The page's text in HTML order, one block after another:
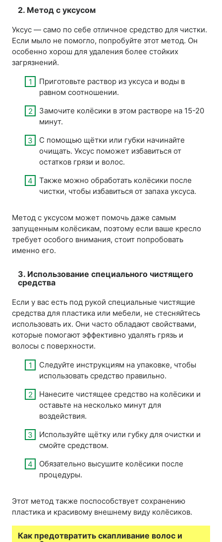
2. Метод с уксусом
Уксус — само по себе отличное средство для чистки.
Если мыло не помогло, попробуйте этот метод. Он
особенно хорош для удаления более стойких
загрязнений.
Приготовьте раствор из уксуса и воды в
равном соотношении.
Замочите колёсики в этом растворе на 15-20
минут.
С помощью щётки или губки начинайте
очищать. Уксус поможет избавиться от
остатков грязи и волос.
Также можно обработать колёсики после
чистки, чтобы избавиться от запаха уксуса.
Метод с уксусом может помочь даже самым
запущенным колёсикам, поэтому если ваше кресло
требует особого внимания, стоит попробовать
именно его.
3. Использование специального чистящего
средства
Если у вас есть под рукой специальные чистящие
средства для пластика или мебели, не стесняйтесь
использовать их. Они часто обладают свойствами,
которые помогают эффективно удалять грязь и
волосы с поверхности.
Следуйте инструкциям на упаковке, чтобы
использовать средство правильно.
Нанесите чистящее средство на колёсики и
оставьте на несколько минут для
воздействия.
Используйте щётку или губку для очистки и
смойте средством.
Обязательно высушите колёсики после
процедуры.
Этот метод также поспособствует сохранению
пластика и красивому внешнему виду колёсиков.
Как предотвратить скапливание волос и